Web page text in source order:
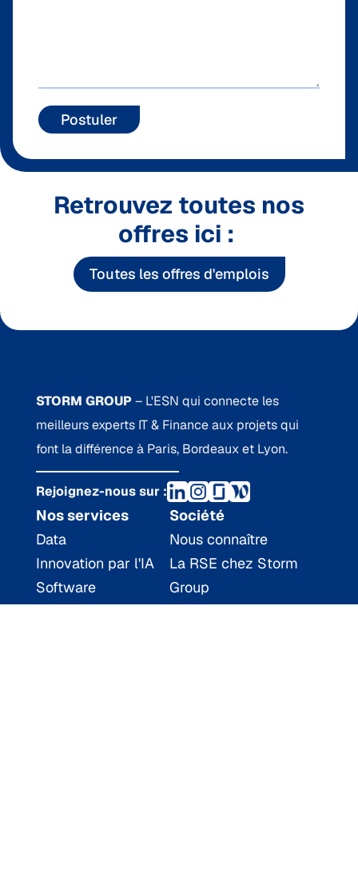
Retrouvez toutes nos
offres ici :
Toutes les offres d'emplois
STORM GROUP– L'ESN qui connecte les
meilleurs experts IT & Finance aux projets qui
font la différence à Paris, Bordeaux et Lyon.
Rejoignez-nous sur :
Nos services
Data
Innovation par l'IA
Software
Société
Nous connaître
La RSE chez Storm
Group